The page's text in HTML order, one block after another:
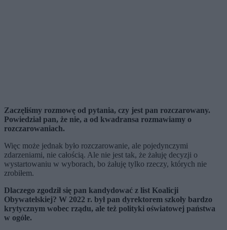
Zaczęliśmy rozmowę od pytania, czy jest pan rozczarowany.
Powiedział pan, że nie, a od kwadransa rozmawiamy o
rozczarowaniach.
Więc może jednak było rozczarowanie, ale pojedynczymi
zdarzeniami, nie całością. Ale nie jest tak, że żałuję decyzji o
wystartowaniu w wyborach, bo żałuję tylko rzeczy, których nie
zrobiłem.
Dlaczego zgodził się pan kandydować z list Koalicji
Obywatelskiej? W 2022 r. był pan dyrektorem szkoły bardzo
krytycznym wobec rządu, ale też polityki oświatowej państwa
w ogóle.